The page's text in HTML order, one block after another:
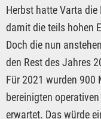
Herbst hatte Varta
damit die teils hohen
Doch die nun
den Rest des Jahres
Für 2021 wurden 900
bereinigten
erwartet. Das würde